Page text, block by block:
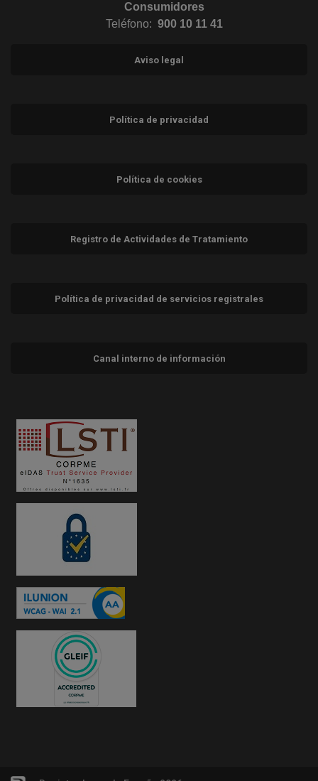
Consumidores
Teléfono: 900 10 11 41
Aviso legal
Política de privacidad
Política de cookies
Registro de Actividades de Tratamiento
Política de privacidad de servicios registrales
Canal interno de información